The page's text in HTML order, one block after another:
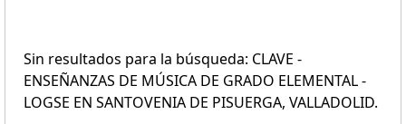
Sin resultados para la búsqueda: CLAVE -
ENSEÑANZAS DE MÚSICA DE GRADO ELEMENTAL -
LOGSE EN SANTOVENIA DE PISUERGA, VALLADOLID.